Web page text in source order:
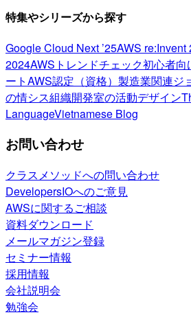
特集やシリーズから探す
Google Cloud Next ’25AWS re:Invent
2024AWSトレンドチェック初心者向
ートAWS認定（資格） 製造業関連ジ
の情シス組織開発室の活動デザイン
LanguageVietnamese Blog
お問い合わせ
クラスメソッドへの問い合わせ
DevelopersIOへのご意見
AWSに関するご相談
資料ダウンロード
メールマガジン登録
セミナー情報
採用情報
会社説明会
勉強会